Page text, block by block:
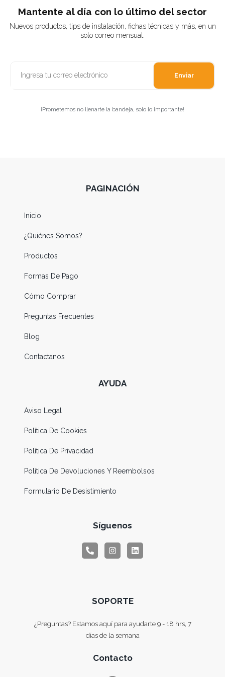
Mantente al día con lo último del sector
Nuevos productos, tips de instalación, fichas técnicas y más, en un
solo correo mensual.
Enviar
¡Prometemos no llenarte la bandeja, solo lo importante!
PAGINACIÓN
Inicio
¿Quiénes Somos?
Productos
Formas De Pago
Cómo Comprar
Preguntas Frecuentes
Blog
Contactanos
AYUDA
Aviso Legal
Política De Cookies
Política De Privacidad
Política De Devoluciones Y Reembolsos
Formulario De Desistimiento
Síguenos
SOPORTE
¿Preguntas? Estamos aquí para ayudarte 9 - 18 hrs, 7
días de la semana
Contacto